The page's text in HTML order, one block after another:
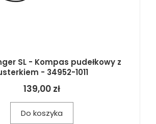
SL - Kompas pudełkowy z
- 34952-1011
139,00 zł
Do koszyka